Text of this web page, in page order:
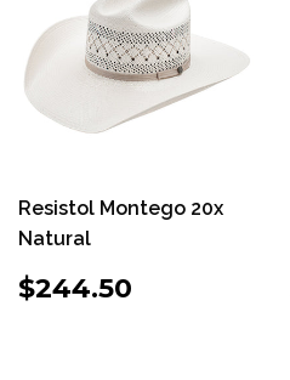
Resistol Montego 20x
Natural
PRECIO
HABITUAL
$244.50